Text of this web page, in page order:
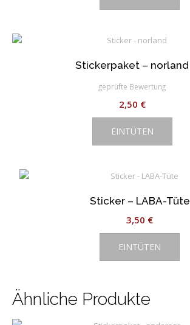
Stickerpaket – norland
geprüfte Bewertung
2,50 €
EINTÜTEN
Sticker – LABA-Tüte
3,50 €
EINTÜTEN
Ähnliche Produkte